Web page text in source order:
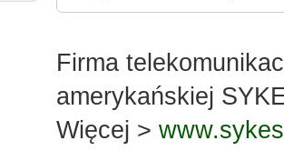
Firma
amerykańskiej
Więcej >